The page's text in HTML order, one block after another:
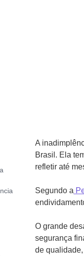
A
Brasil. Ela
refletir até
Segundo a
O grande
segurança
de